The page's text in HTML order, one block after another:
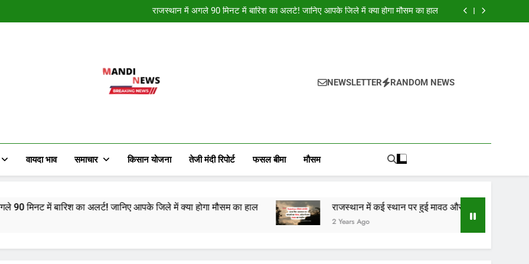
राजस्थान में अगले 90 मिनट में बारिश का अलर्ट! जानिए आपके जिले में क्या होगा मौसम का हाल
राजस्थान में कई स्थान पर हुई मावठ और भयंकर ओलाव्रष्टि, जाने कितने दिनों तक रहेगा(आड़म)
राजस्थान में मौसम ने मारी पलटी, कई स्थान पर हुई मावठ, राजस्थान के 10 जिलों में बारिश का
अलर्ट जारी
Mandi News
NEWSLETTER RANDOM NEWS
वायदा भाव समाचार किसान योजना तेजी मंदी रिपोर्ट फसल बीमा मौसम
में बारिश का अलर्ट! जानिए आपके जिले में क्या होगा मौसम का हाल राजस्थान में कई स्थान पर हुई मावठ और भयंकर ओलाव्रष्टि, जाने
2 Years Ago